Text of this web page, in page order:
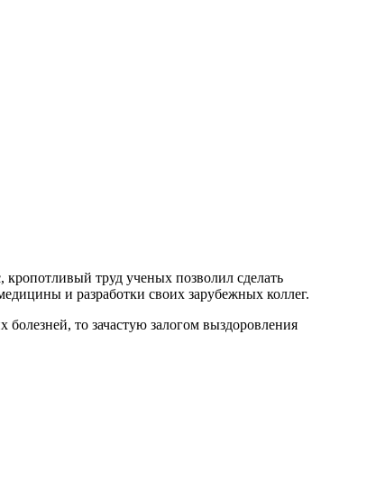
труд ученых позволил сделать
и разработки своих зарубежных коллег.
то зачастую залогом выздоровления